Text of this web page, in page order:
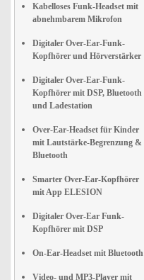
Kabelloses Funk-Headset mit
abnehmbarem Mikrofon
Digitaler Over-Ear-Funk-
Kopfhörer und Hörverstärker
Digitaler Over-Ear-Funk-
Kopfhörer mit DSP, Bluetooth
und Ladestation
Over-Ear-Headset für Kinder
mit Lautstärke-Begrenzung &
Bluetooth
Smarter Over-Ear-Kopfhörer
mit App ELESION
Digitaler Over-Ear Funk-
Kopfhörer mit DSP
On-Ear-Headset mit Bluetooth
Video- und MP3-Player mit